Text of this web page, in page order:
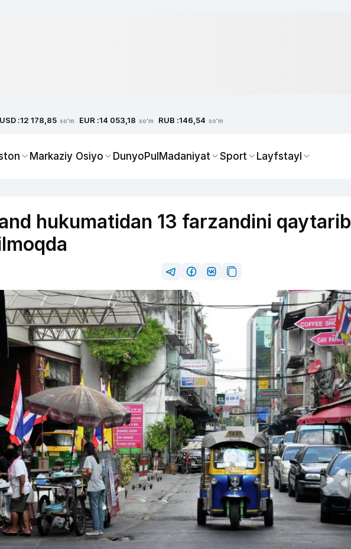
USD :12 178,85 so'm EUR :14 053,18 so'm RUB :146,54 so'm
Markaziy Osiyo DunyoPulMadaniyat Sport Layfstayl
hukumatidan 13 farzandini qaytarib